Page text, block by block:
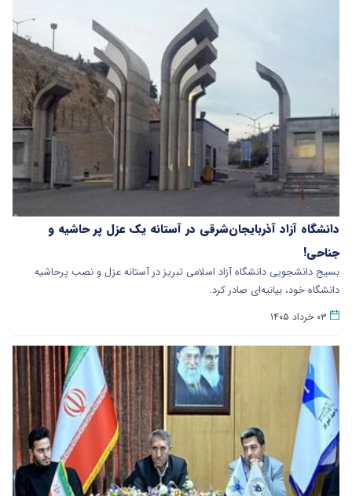
دانشگاه آزاد آذربایجان‌شرقی در آستانه یک عزل پر حاشیه و
جناحی!
بسیج دانشجویی دانشگاه آزاد اسلامی تبریز در آستانه عزل و نصب پرحاشیه
دانشگاه خود، بیانیه‌ای صادر کرد.
۰۳ خرداد ۱۴۰۵